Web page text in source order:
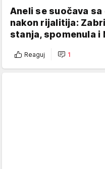
Aneli se suočava
nakon rijalitija:
stanja, spomenula i
Reaguj 1